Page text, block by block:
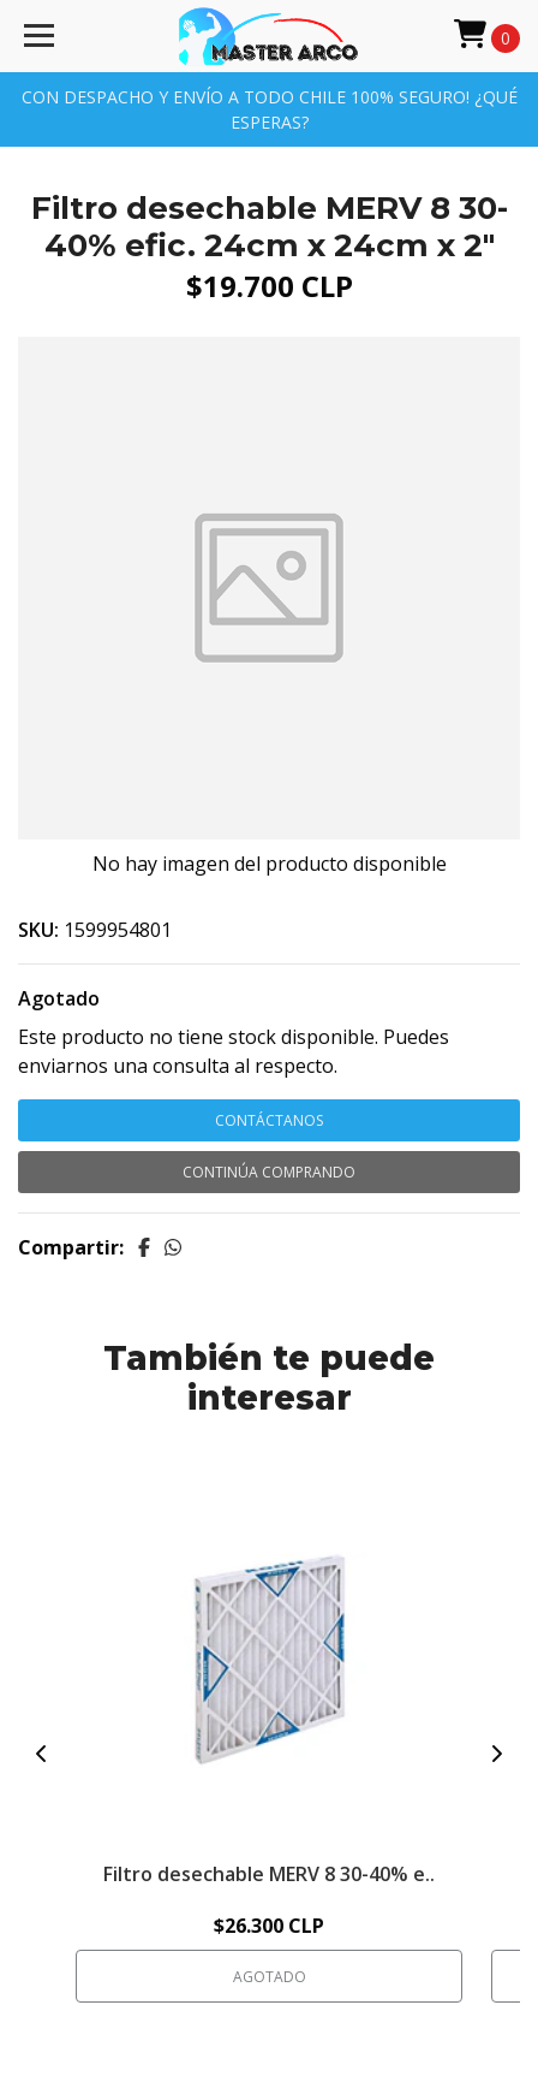
CON DESPACHO Y ENVÍO A TODO CHILE 100% SEGURO! ¿QUÉ
ESPERAS?
0
Filtro desechable MERV 8 30-
40% efic. 24cm x 24cm x 2"
$19.700 CLP
No hay imagen del producto disponible
SKU: 1599954801
Agotado
Este producto no tiene stock disponible. Puedes
enviarnos una consulta al respecto.
CONTÁCTANOS
CONTINÚA COMPRANDO
Compartir:
También te puede
interesar
Filtro desechable MERV 8 30-40% e..
$26.300 CLP
AGOTADO